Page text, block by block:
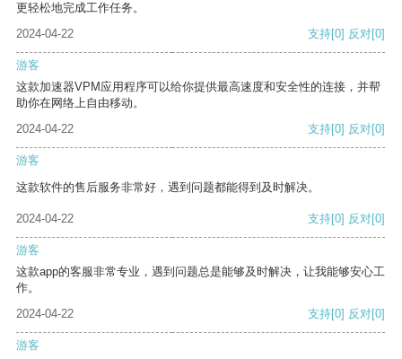
更轻松地完成工作任务。
2024-04-22
支持[0] 反对[0]
游客
这款加速器VPM应用程序可以给你提供最高速度和安全性的连接，并帮
助你在网络上自由移动。
2024-04-22
支持[0] 反对[0]
游客
这款软件的售后服务非常好，遇到问题都能得到及时解决。
2024-04-22 支持[0] 反对[0]
游客
这款app的客服非常专业，遇到问题总是能够及时解决，让我能够安心工
作。
2024-04-22
支持[0] 反对[0]
游客